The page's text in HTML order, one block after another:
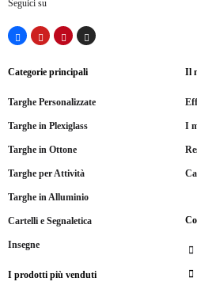
Seguici su
Categorie principali
Targhe Personalizzate
Targhe in Plexiglass
Targhe in Ottone
Targhe per Attività
Targhe in Alluminio
Cartelli e Segnaletica
Insegne
I prodotti più venduti
Il
I